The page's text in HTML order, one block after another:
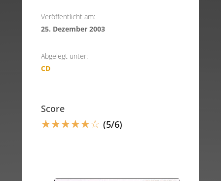
Veröffentlicht am:
25. Dezember 2003
Abgelegt unter:
CD
Score
☆☆☆☆☆☆ (5/6)